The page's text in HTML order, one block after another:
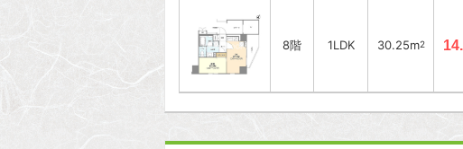
8階 1LDK 30.25m2